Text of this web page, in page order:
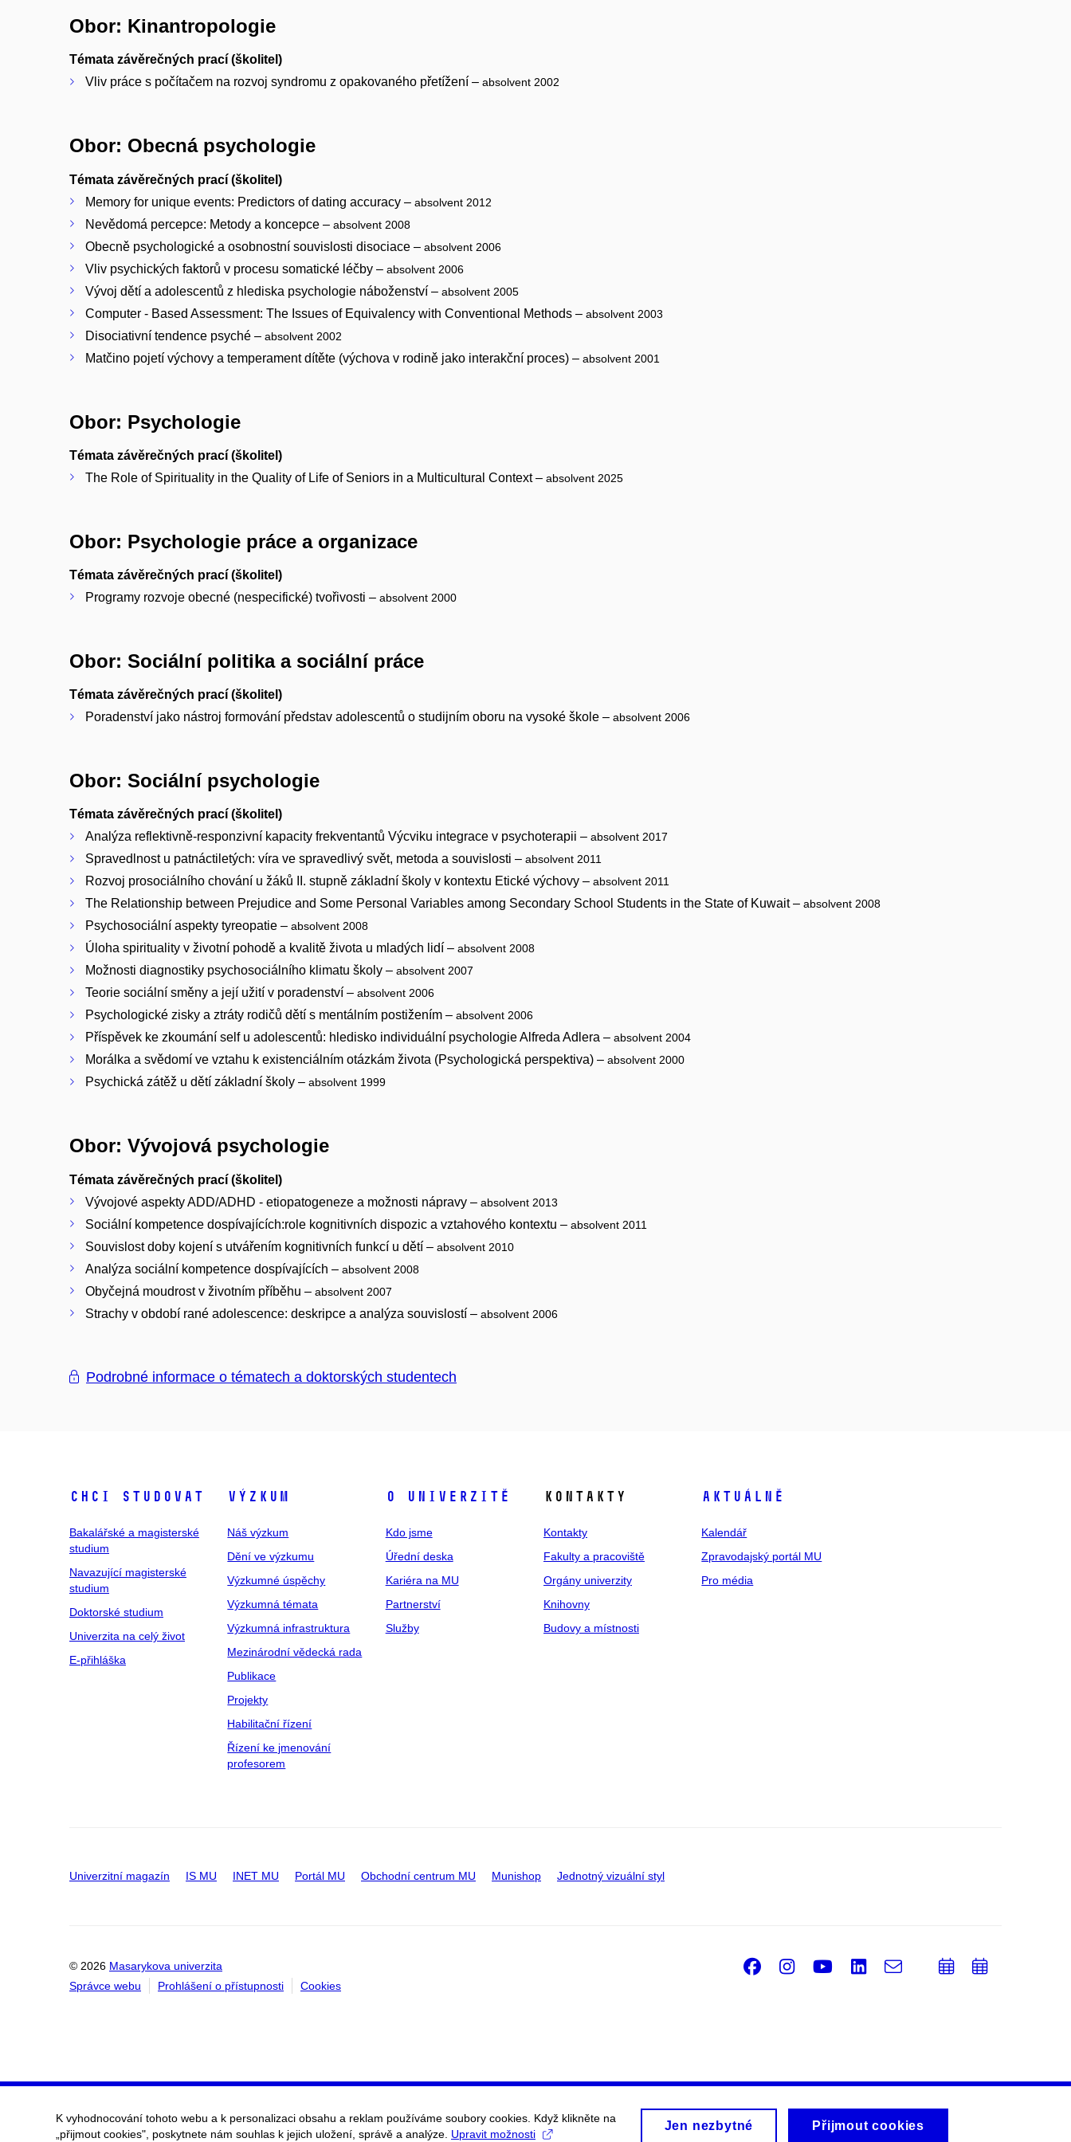
Obor: Kinantropologie
Témata závěrečných prací (školitel)
Vliv práce s počítačem na rozvoj syndromu z opakovaného přetížení – absolvent 2002
Obor: Obecná psychologie
Témata závěrečných prací (školitel)
Memory for unique events: Predictors of dating accuracy – absolvent 2012
Nevědomá percepce: Metody a koncepce – absolvent 2008
Obecně psychologické a osobnostní souvislosti disociace – absolvent 2006
Vliv psychických faktorů v procesu somatické léčby – absolvent 2006
Vývoj dětí a adolescentů z hlediska psychologie náboženství – absolvent 2005
Computer - Based Assessment: The Issues of Equivalency with Conventional Methods – absolvent 2003
Disociativní tendence psyché – absolvent 2002
Matčino pojetí výchovy a temperament dítěte (výchova v rodině jako interakční proces) – absolvent 2001
Obor: Psychologie
Témata závěrečných prací (školitel)
The Role of Spirituality in the Quality of Life of Seniors in a Multicultural Context – absolvent 2025
Obor: Psychologie práce a organizace
Témata závěrečných prací (školitel)
Programy rozvoje obecné (nespecifické) tvořivosti – absolvent 2000
Obor: Sociální politika a sociální práce
Témata závěrečných prací (školitel)
Poradenství jako nástroj formování představ adolescentů o studijním oboru na vysoké škole – absolvent 2006
Obor: Sociální psychologie
Témata závěrečných prací (školitel)
Analýza reflektivně-responzivní kapacity frekventantů Výcviku integrace v psychoterapii – absolvent 2017
Spravedlnost u patnáctiletých: víra ve spravedlivý svět, metoda a souvislosti – absolvent 2011
Rozvoj prosociálního chování u žáků II. stupně základní školy v kontextu Etické výchovy – absolvent 2011
The Relationship between Prejudice and Some Personal Variables among Secondary School Students in the State of Kuwait – absolvent 2008
Psychosociální aspekty tyreopatie – absolvent 2008
Úloha spirituality v životní pohodě a kvalitě života u mladých lidí – absolvent 2008
Možnosti diagnostiky psychosociálního klimatu školy – absolvent 2007
Teorie sociální směny a její užití v poradenství – absolvent 2006
Psychologické zisky a ztráty rodičů dětí s mentálním postižením – absolvent 2006
Příspěvek ke zkoumání self u adolescentů: hledisko individuální psychologie Alfreda Adlera – absolvent 2004
Morálka a svědomí ve vztahu k existenciálním otázkám života (Psychologická perspektiva) – absolvent 2000
Psychická zátěž u dětí základní školy – absolvent 1999
Obor: Vývojová psychologie
Témata závěrečných prací (školitel)
Vývojové aspekty ADD/ADHD - etiopatogeneze a možnosti nápravy – absolvent 2013
Sociální kompetence dospívajících:role kognitivních dispozic a vztahového kontextu – absolvent 2011
Souvislost doby kojení s utvářením kognitivních funkcí u dětí – absolvent 2010
Analýza sociální kompetence dospívajících – absolvent 2008
Obyčejná moudrost v životním příběhu – absolvent 2007
Strachy v období rané adolescence: deskripce a analýza souvislostí – absolvent 2006
Podrobné informace o tématech a doktorských studentech
Chci studovat
Bakalářské a magisterské
studium
Navazující magisterské
studium
Doktorské studium
Univerzita na celý život
E-přihláška
Výzkum
Náš výzkum
Dění ve výzkumu
Výzkumné úspěchy
Výzkumná témata
Výzkumná infrastruktura
Mezinárodní vědecká rada
Publikace
Projekty
Habilitační řízení
Řízení ke jmenování
profesorem
O univerzitě
Kdo jsme
Úřední deska
Kariéra na MU
Partnerství
Služby
Kontakty
Kontakty
Fakulty a pracoviště
Orgány univerzity
Knihovny
Budovy a místnosti
Aktuálně
Kalendář
Zpravodajský portál MU
Pro média
Univerzitní magazín IS MU INET MU Portál MU Obchodní centrum MU Munishop Jednotný vizuální styl
© 2026 Masarykova univerzita
Správce webu
Prohlášení o přístupnosti Cookies
Facebook
Instagram
Youtube
LinkedIn
e-
PřidatPřidat
K vyhodnocování tohoto webu a k personalizaci obsahu a reklam používáme soubory cookies. Když klikněte na
„přijmout cookies", poskytnete nám souhlas k jejich uložení, správě a analýze. Upravit možnosti
Jen nezbytné Přijmout cookies